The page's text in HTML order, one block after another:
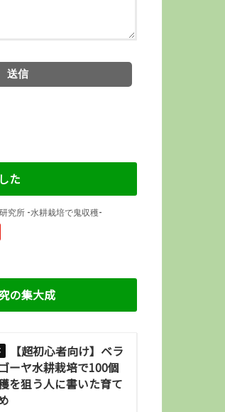
た
の集大成
【超初心者向け】ベラ
ーヤ水耕栽培で100個
を狙う人に書いた育て